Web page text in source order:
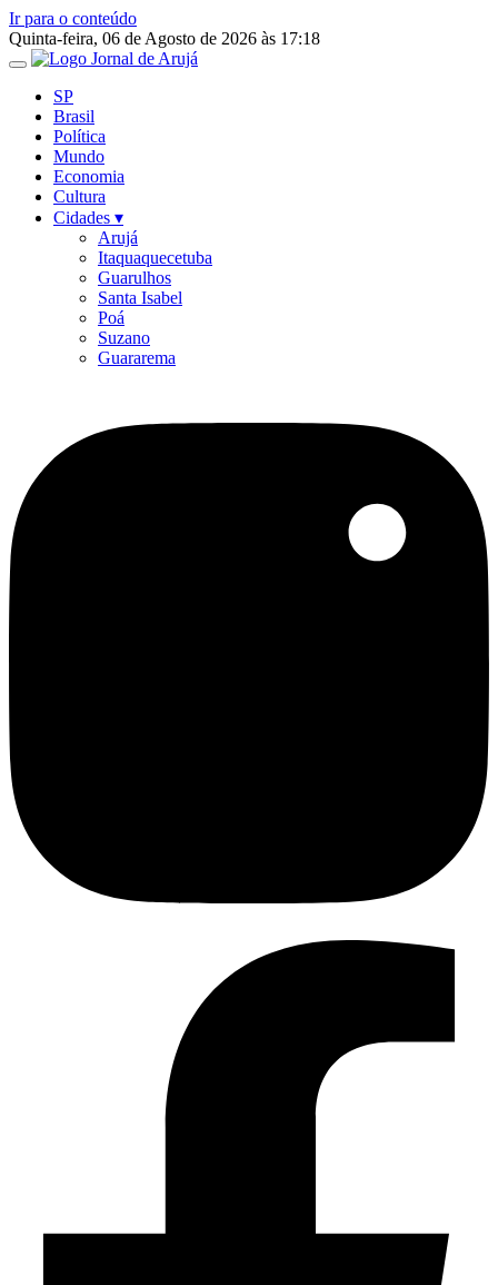
Ir para o conteúdo
Quinta-feira, 06 de Agosto de 2026 às 17:18
SP
Brasil
Política
Mundo
Economia
Cultura
Cidades ▾
Arujá
Itaquaquecetuba
Guarulhos
Santa Isabel
Poá
Suzano
Guararema